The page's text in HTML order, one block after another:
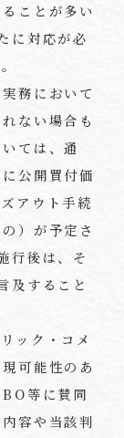
ことが多い
に対応が必
務において
ない場合も
ては、通
公開買付価
アウト手続
）が予定さ
行後は、そ
及すること
ック・コメ
可能性のあ
等に賛同
容や当該判